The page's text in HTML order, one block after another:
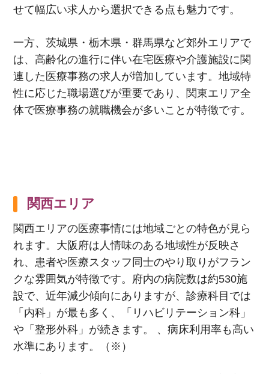
せて幅広い求人から選択できる点も魅力です。
一方、茨城県・栃木県・群馬県など郊外エリアで
は、高齢化の進行に伴い在宅医療や介護施設に関
連した医療事務の求人が増加しています。地域特
性に応じた職場選びが重要であり、関東エリア全
体で医療事務の就職機会が多いことが特徴です。
関西エリア
関西エリアの医療事情には地域ごとの特色が見ら
れます。大阪府は人情味のある地域性が反映さ
れ、患者や医療スタッフ同士のやり取りがフラン
クな雰囲気が特徴です。府内の病院数は約530施
設で、近年減少傾向にありますが、診療科目では
「内科」が最も多く、「リハビリテーション科」
や「整形外科」が続きます。
、病床利用率も高い
水準にあります。（ ※ ）